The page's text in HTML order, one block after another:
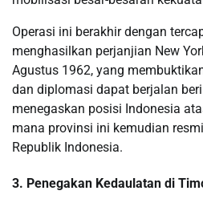
Operasi ini berakhir dengan
menghasilkan perjanjian New
Agustus 1962, yang
dan diplomasi dapat berjalan
menegaskan posisi Indonesia
mana provinsi ini kemudian
Republik Indonesia.
3. Penegakan Kedaulatan di